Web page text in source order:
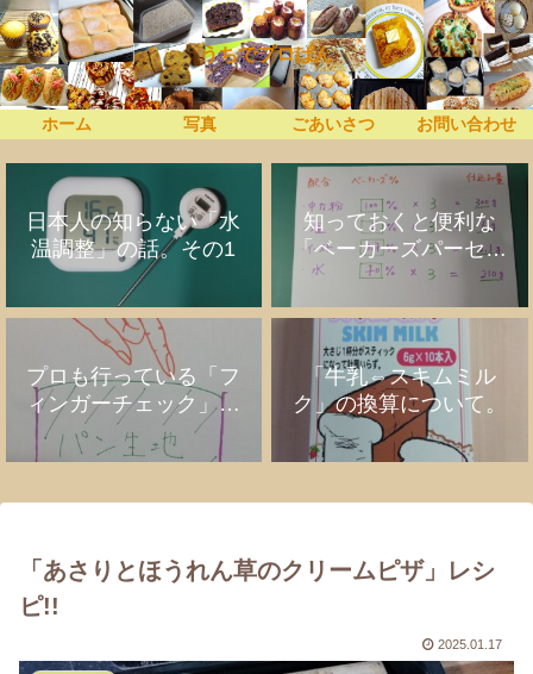
うちでプロぱん
ホーム 写真 ごあいさつ お問い合わせ
日本人の知らない「水
温調整」の話。その1
知っておくと便利な
「ベーカーズパーセン
ト」の話
プロも行っている「フ
ィンガーチェック」の
話。
「牛乳⇔スキムミル
ク」の換算について。
「あさりとほうれん草のクリームピザ」レシ
ピ!!
2025.01.17